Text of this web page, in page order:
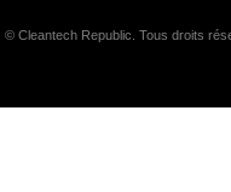
© Cleantech Republic. Tous droits